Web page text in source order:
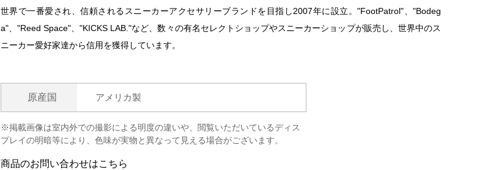
世界で一番愛され、信頼されるスニーカーアクセサリーブランドを目指し2007年に設立。"FootPatrol"、"Bodeg
a"、"Reed Space"、"KICKS LAB."など、数々の有名セレクトショップやスニーカーショップが販売し、世界中のス
ニーカー愛好家達から信用を獲得しています。
原産国 アメリカ製
※掲載画像は室内外での撮影による明度の違いや、閲覧いただいているディス
プレイの明暗等により、色味が実物と異なって見える場合がございます。
商品のお問い合わせはこちら